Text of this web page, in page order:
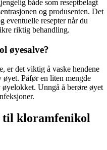
både som reseptbelagt
og produsenten. Det
eventuelle resepter når du
riktig behandling.
øyesalve?
er det viktig å vaske hendene
Påfør en liten mengde
Unngå å berøre øyet
til kloramfenikol